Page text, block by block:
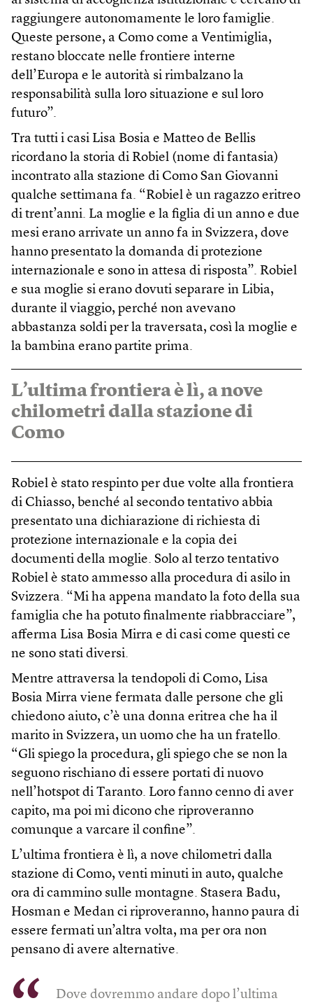
raggiungere autonomamente le loro famiglie.
Queste persone, a Como come a Ventimiglia,
restano bloccate nelle frontiere interne
dell’Europa e le autorità si rimbalzano la
responsabilità sulla loro situazione e sul loro
futuro”.
Tra tutti i casi Lisa Bosia e Matteo de Bellis
ricordano la storia di Robiel (nome di fantasia)
incontrato alla stazione di Como San Giovanni
qualche settimana fa. “Robiel è un ragazzo eritreo
di trent’anni. La moglie e la figlia di un anno e due
mesi erano arrivate un anno fa in Svizzera, dove
hanno presentato la domanda di protezione
internazionale e sono in attesa di risposta”. Robiel
e sua moglie si erano dovuti separare in Libia,
durante il viaggio, perché non avevano
abbastanza soldi per la traversata, così la moglie e
la bambina erano partite prima.
L’ultima frontiera è lì, a nove
chilometri dalla stazione di
Como
Robiel è stato respinto per due volte alla frontiera
di Chiasso, benché al secondo tentativo abbia
presentato una dichiarazione di richiesta di
protezione internazionale e la copia dei
documenti della moglie. Solo al terzo tentativo
Robiel è stato ammesso alla procedura di asilo in
Svizzera. “Mi ha appena mandato la foto della sua
famiglia che ha potuto finalmente riabbracciare”,
afferma Lisa Bosia Mirra e di casi come questi ce
ne sono stati diversi.
Mentre attraversa la tendopoli di Como, Lisa
Bosia Mirra viene fermata dalle persone che gli
chiedono aiuto, c’è una donna eritrea che ha il
marito in Svizzera, un uomo che ha un fratello.
“Gli spiego la procedura, gli spiego che se non la
seguono rischiano di essere portati di nuovo
nell’hotspot di Taranto. Loro fanno cenno di aver
capito, ma poi mi dicono che riproveranno
comunque a varcare il confine”.
L’ultima frontiera è lì, a nove chilometri dalla
stazione di Como, venti minuti in auto, qualche
ora di cammino sulle montagne. Stasera Badu,
Hosman e Medan ci riproveranno, hanno paura di
essere fermati un’altra volta, ma per ora non
pensano di avere alternative.
Dove dovremmo andare dopo l’ultima